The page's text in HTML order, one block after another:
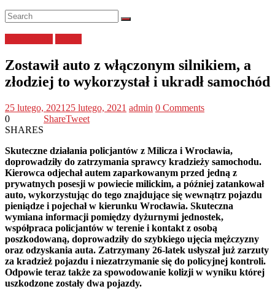
Zostawił auto z włączonym silnikiem, a
złodziej to wykorzystał i ukradł samochód
25 lutego, 2021 25 lutego, 2021 admin 0 Comments
0
SHARES
ShareTweet
Skuteczne działania policjantów z Milicza i Wrocławia,
doprowadziły do zatrzymania sprawcy kradzieży samochodu.
Kierowca odjechał autem zaparkowanym przed jedną z
prywatnych posesji w powiecie milickim, a później zatankował
auto, wykorzystując do tego znajdujące się wewnątrz pojazdu
pieniądze i pojechał w kierunku Wrocławia. Skuteczna
wymiana informacji pomiędzy dyżurnymi jednostek,
współpraca policjantów w terenie i kontakt z osobą
poszkodowaną, doprowadziły do szybkiego ujęcia mężczyzny
oraz odzyskania auta. Zatrzymany 26-latek usłyszał już zarzuty
za kradzież pojazdu i niezatrzymanie się do policyjnej kontroli.
Odpowie teraz także za spowodowanie kolizji w wyniku której
uszkodzone zostały dwa pojazdy.